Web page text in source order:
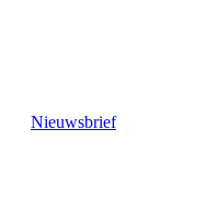
Nieuwsbrief